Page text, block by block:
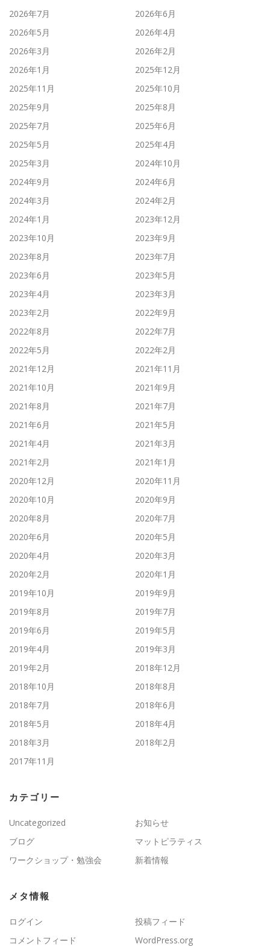
2026年7月
2026年6月
2026年5月
2026年4月
2026年3月
2026年2月
2026年1月
2025年12月
2025年11月
2025年10月
2025年9月
2025年8月
2025年7月
2025年6月
2025年5月
2025年4月
2025年3月
2024年10月
2024年9月
2024年6月
2024年3月
2024年2月
2024年1月
2023年12月
2023年10月
2023年9月
2023年8月
2023年7月
2023年6月
2023年5月
2023年4月
2023年3月
2023年2月
2022年9月
2022年8月
2022年7月
2022年5月
2022年2月
2021年12月
2021年11月
2021年10月
2021年9月
2021年8月
2021年7月
2021年6月
2021年5月
2021年4月
2021年3月
2021年2月
2021年1月
2020年12月
2020年11月
2020年10月
2020年9月
2020年8月
2020年7月
2020年6月
2020年5月
2020年4月
2020年3月
2020年2月
2020年1月
2019年10月
2019年9月
2019年8月
2019年7月
2019年6月
2019年5月
2019年4月
2019年3月
2019年2月
2018年12月
2018年10月
2018年8月
2018年7月
2018年6月
2018年5月
2018年4月
2018年3月
2018年2月
2017年11月
カテゴリー
Uncategorized
お知らせ
ブログ
マットピラティス
ワークショップ・勉強会
新着情報
メタ情報
ログイン
投稿フィード
コメントフィード
WordPress.org